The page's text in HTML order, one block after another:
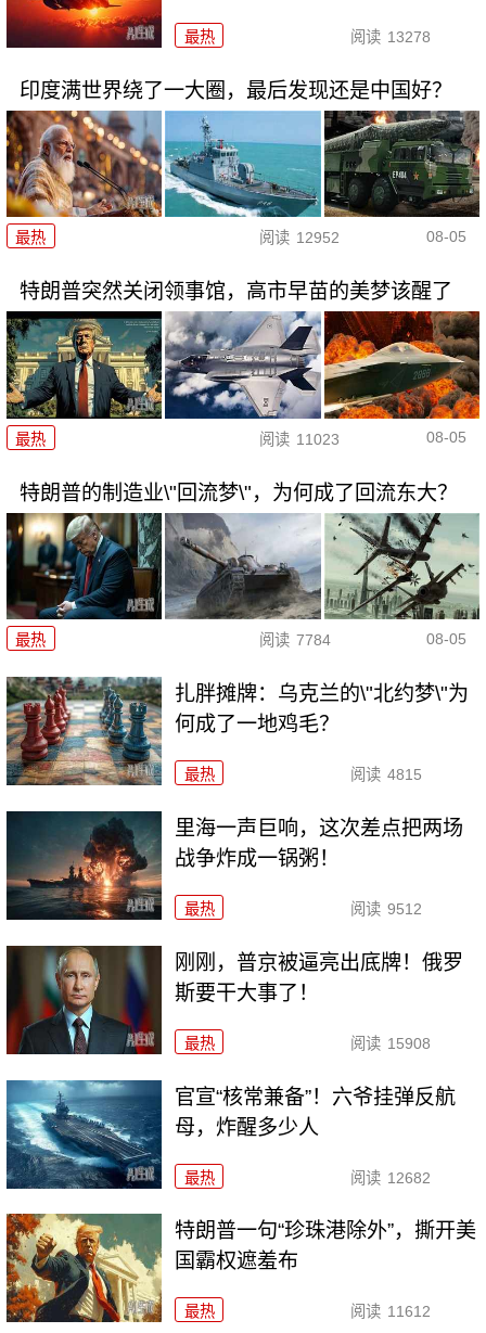
最热 阅读 13278
印度满世界绕了一大圈，最后发现还是中国好？
最热 阅读 12952 08-05
特朗普突然关闭领事馆，高市早苗的美梦该醒了
最热 阅读 11023 08-05
特朗普的制造业\"回流梦\"，为何成了回流东大？
最热 阅读 7784 08-05
扎胖摊牌：乌克兰的\"北约梦\"为
何成了一地鸡毛？
最热 阅读 4815
里海一声巨响，这次差点把两场
战争炸成一锅粥！
最热 阅读 9512
刚刚，普京被逼亮出底牌！俄罗
斯要干大事了！
最热 阅读 15908
官宣“核常兼备”！六爷挂弹反航
母，炸醒多少人
最热 阅读 12682
特朗普一句“珍珠港除外”，撕开美
国霸权遮羞布
最热 阅读 11612